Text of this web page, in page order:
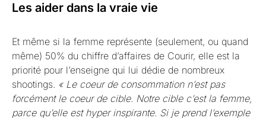
Les aider dans la vraie vie
Et même si la femme représente (seulement, ou quand
même) 50% du chiffre d’affaires de Courir, elle est la
priorité pour l’enseigne qui lui dédie de nombreux
shootings. « Le coeur de consommation n’est pas
forcément le coeur de cible. Notre cible c’est la femme,
parce qu’elle est hyper inspirante. Si je prend l’exemple